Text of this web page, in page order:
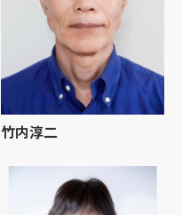
竹内淳二